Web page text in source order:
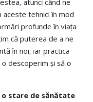
atunci când ne
aceste tehnici în mod
profunde în viața
că puterea de a ne
în noi, iar practica
descoperim și să o
o stare de sănătate